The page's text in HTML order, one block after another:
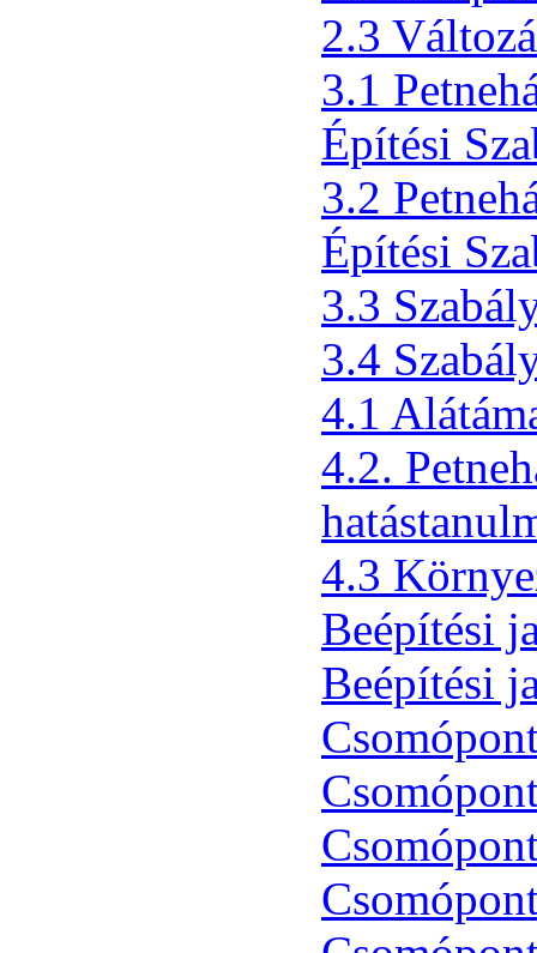
2.3
3.1
Építési
3.2
Építési
3.3
3.4
4.1
4.2.
4.3
Beépítési
Beépítési